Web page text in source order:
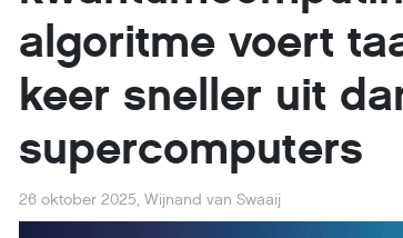
algoritme voert
keer sneller uit
supercomputers
26 oktober 2025,Wijnand van Swaaij